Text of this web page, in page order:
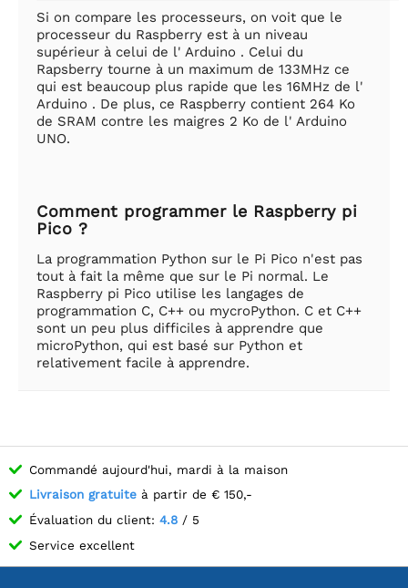
Si on compare les processeurs, on voit que le
processeur du Raspberry est à un niveau
supérieur à celui de l' Arduino . Celui du
Rapsberry tourne à un maximum de 133MHz ce
qui est beaucoup plus rapide que les 16MHz de l'
Arduino . De plus, ce Raspberry contient 264 Ko
de SRAM contre les maigres 2 Ko de l' Arduino
UNO.
Comment programmer le Raspberry pi
Pico ?
La programmation Python sur le Pi Pico n'est pas
tout à fait la même que sur le Pi normal. Le
Raspberry pi Pico utilise les langages de
programmation C, C++ ou mycroPython. C et C++
sont un peu plus difficiles à apprendre que
microPython, qui est basé sur Python et
relativement facile à apprendre.
Commandé aujourd'hui, mardi à la maison
Livraison gratuite à partir de € 150,-
Évaluation du client: 4.8 / 5
Service excellent